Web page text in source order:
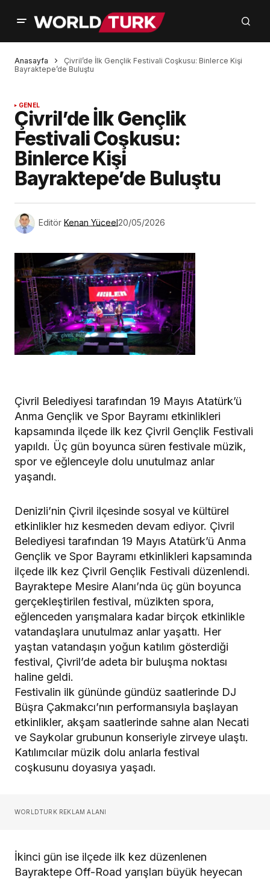
Anasayfa
Çivril’de İlk Gençlik Festivali Coşkusu: Binlerce Kişi
Bayraktepe’de Buluştu
GENEL
Çivril’de İlk Gençlik
Festivali Coşkusu:
Binlerce Kişi
Bayraktepe’de Buluştu
Editör Kenan Yüceel20/05/2026
Çivril Belediyesi tarafından 19 Mayıs Atatürk’ü
Anma Gençlik ve Spor Bayramı etkinlikleri
kapsamında ilçede ilk kez Çivril Gençlik Festivali
yapıldı. Üç gün boyunca süren festivale müzik,
spor ve eğlenceyle dolu unutulmaz anlar
yaşandı.
Denizli’nin Çivril ilçesinde sosyal ve kültürel
etkinlikler hız kesmeden devam ediyor. Çivril
Belediyesi tarafından 19 Mayıs Atatürk’ü Anma
Gençlik ve Spor Bayramı etkinlikleri kapsamında
ilçede ilk kez Çivril Gençlik Festivali düzenlendi.
Bayraktepe Mesire Alanı’nda üç gün boyunca
gerçekleştirilen festival, müzikten spora,
eğlenceden yarışmalara kadar birçok etkinlikle
vatandaşlara unutulmaz anlar yaşattı. Her
yaştan vatandaşın yoğun katılım gösterdiği
festival, Çivril’de adeta bir buluşma noktası
haline geldi.
Festivalin ilk gününde gündüz saatlerinde DJ
Büşra Çakmakcı’nın performansıyla başlayan
etkinlikler, akşam saatlerinde sahne alan Necati
ve Saykolar grubunun konseriyle zirveye ulaştı.
Katılımcılar müzik dolu anlarla festival
coşkusunu doyasıya yaşadı.
WORLDTURK REKLAM ALANI
İkinci gün ise ilçede ilk kez düzenlenen
Bayraktepe Off-Road yarışları büyük heyecan